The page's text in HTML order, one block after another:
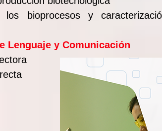
los bioprocesos y
Lenguaje y Comunicación